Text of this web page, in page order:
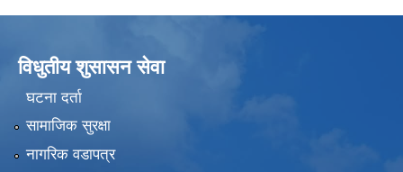
विधुतीय शुसासन सेवा
घटना दर्ता
सामाजिक सुरक्षा
नागरिक वडापत्र